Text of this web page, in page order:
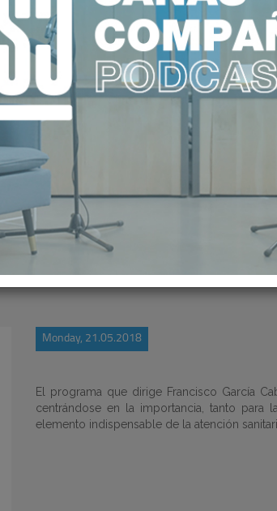
SU PROGRAMA
Monday, 21.05.2018
El programa que dirige Francisco García
centrándose en la importancia, tanto
elemento indispensable de la atención